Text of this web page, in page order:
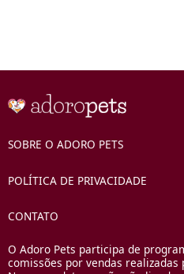
SOBRE O ADORO PETS
POLÍTICA DE PRIVACIDADE
CONTATO
O Adoro Pets participa de
comissões por vendas